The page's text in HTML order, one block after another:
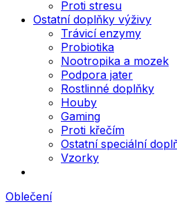
Proti stresu
Ostatní doplňky výživy
Trávicí enzymy
Probiotika
Nootropika a mozek
Podpora jater
Rostlinné doplňky
Houby
Gaming
Proti křečím
Ostatní speciální
Vzorky
Oblečení